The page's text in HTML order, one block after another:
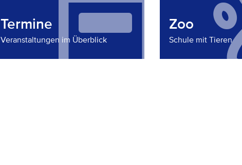
Termine
Veranstaltungen im Überblick
Zoo
Schule mit Tieren